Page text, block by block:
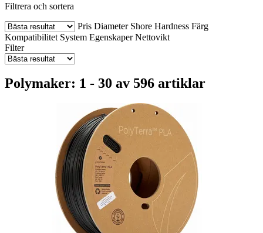
Filtrera och sortera
Pris Diameter Shore Hardness Färg
Kompatibilitet System Egenskaper Nettovikt
Filter
Polymaker: 1 - 30 av 596 artiklar